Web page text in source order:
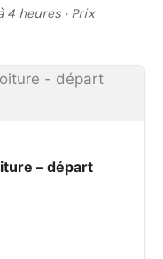
4 heures · Prix
– départ